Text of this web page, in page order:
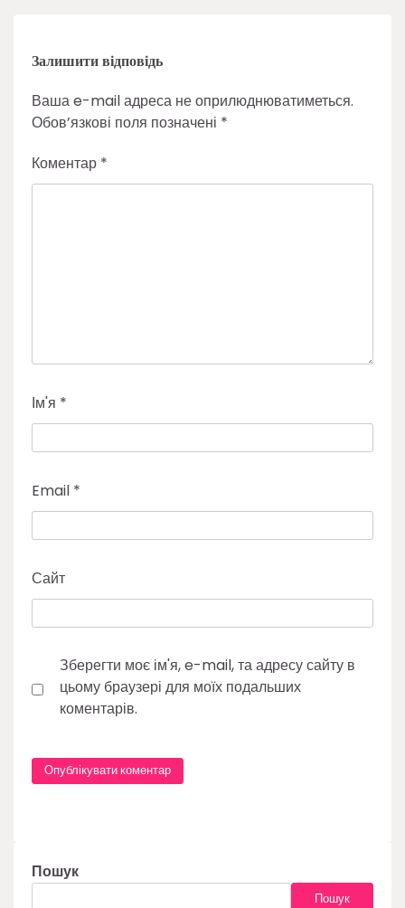
Залишити відповідь
Ваша e-mail адреса не оприлюднюватиметься.
Обов’язкові поля позначені *
Коментар *
Ім'я *
Email *
Сайт
Зберегти моє ім'я, e-mail, та адресу сайту в
цьому браузері для моїх подальших
коментарів.
Пошук
Пошук